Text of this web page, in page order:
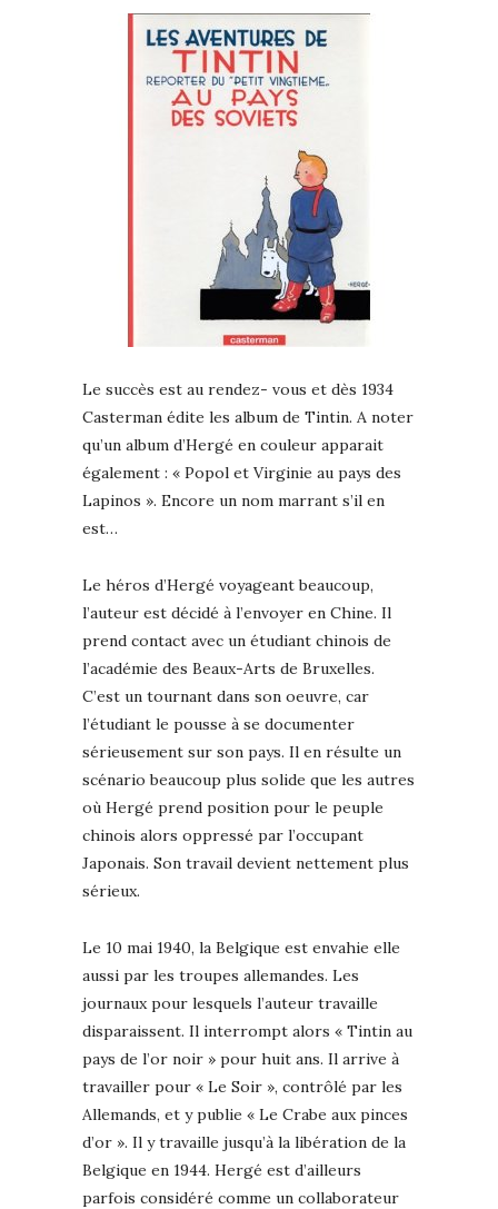
Le succès est au rendez- vous et dès 1934
Casterman édite les album de Tintin. A noter
qu’un album d’Hergé en couleur apparait
également : « Popol et Virginie au pays des
Lapinos ». Encore un nom marrant s’il en
est…
Le héros d’Hergé voyageant beaucoup,
l’auteur est décidé à l’envoyer en Chine. Il
prend contact avec un étudiant chinois de
l’académie des Beaux-Arts de Bruxelles.
C’est un tournant dans son oeuvre, car
l’étudiant le pousse à se documenter
sérieusement sur son pays. Il en résulte un
scénario beaucoup plus solide que les autres
où Hergé prend position pour le peuple
chinois alors oppressé par l’occupant
Japonais. Son travail devient nettement plus
sérieux.
Le 10 mai 1940, la Belgique est envahie elle
aussi par les troupes allemandes. Les
journaux pour lesquels l’auteur travaille
disparaissent. Il interrompt alors « Tintin au
pays de l’or noir » pour huit ans. Il arrive à
travailler pour « Le Soir », contrôlé par les
Allemands, et y publie « Le Crabe aux pinces
d’or ». Il y travaille jusqu’à la libération de la
Belgique en 1944. Hergé est d’ailleurs
parfois considéré comme un collaborateur